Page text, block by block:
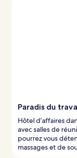
Paradis du
Hôtel d’affaires
avec salles de
pourrez vous
massages et de